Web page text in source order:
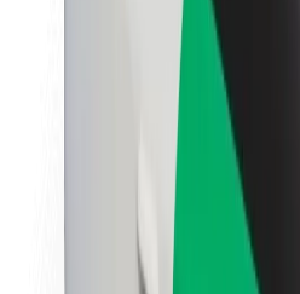
Sustentabilidade na Bolt
Projeto Zero
Sala de imprensa
Diretrizes da marca
Relações com investidores